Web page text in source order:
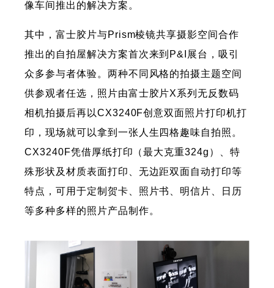
像车间推出的解决方案。
其中，富士胶片与Prism棱镜共享摄影空间合作
推出的自拍屋解决方案首次来到P&I展台，吸引
众多参与者体验。两种不同风格的拍摄主题空间
供参观者任选，照片由富士胶片X系列无反数码
相机拍摄后再以CX3240F创意双面照片打印机打
印，现场就可以拿到一张人生四格趣味自拍照。
CX3240F凭借厚纸打印（最大克重324g）、特
殊形状及材质表面打印、无边距双面自动打印等
特点，可用于定制贺卡、照片书、明信片、日历
等多种多样的照片产品制作。